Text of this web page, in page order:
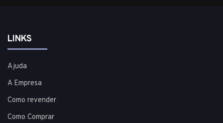
LINKS
Ajuda
A Empresa
Como revender
Como Comprar